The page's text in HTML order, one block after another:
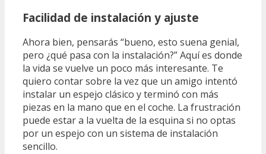
Facilidad de instalación y ajuste
Ahora bien, pensarás “bueno, esto suena genial,
pero ¿qué pasa con la instalación?” Aquí es donde
la vida se vuelve un poco más interesante. Te
quiero contar sobre la vez que un amigo intentó
instalar un espejo clásico y terminó con más
piezas en la mano que en el coche. La frustración
puede estar a la vuelta de la esquina si no optas
por un espejo con un sistema de instalación
sencillo.